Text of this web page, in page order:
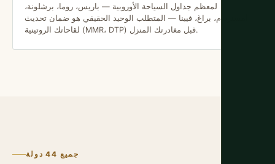
لمعظم جداول السياحة الأوروبية — باريس، روما، برشلونة،
أمستردام، براغ، فيينا — المتطلب الوحيد الحقيقي هو ضمان تحديث
لقاحاتك الروتينية (MMR، DTP) قبل مغادرتك المنزل.
جميع 44 دولة